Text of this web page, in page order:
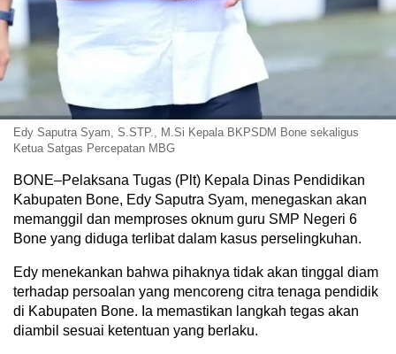
Edy Saputra Syam, S.STP., M.Si Kepala BKPSDM Bone sekaligus
Ketua Satgas Percepatan MBG
BONE–Pelaksana Tugas (Plt) Kepala Dinas Pendidikan
Kabupaten Bone, Edy Saputra Syam, menegaskan akan
memanggil dan memproses oknum guru SMP Negeri 6
Bone yang diduga terlibat dalam kasus perselingkuhan.
Edy menekankan bahwa pihaknya tidak akan tinggal diam
terhadap persoalan yang mencoreng citra tenaga pendidik
di Kabupaten Bone. Ia memastikan langkah tegas akan
diambil sesuai ketentuan yang berlaku.